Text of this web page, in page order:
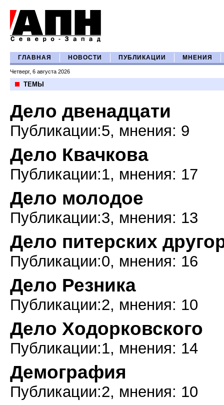
ГЛАВНАЯ НОВОСТИ ПУБЛИКАЦИИ МНЕНИЯ
Четверг, 6 августа 2026
ТЕМЫ
Дело двенадцати
Публикации:5, мнения: 9
Дело Квачкова
Публикации:1, мнения: 17
Дело молодое
Публикации:3, мнения: 13
Дело питерских
Публикации:0, мнения: 16
Дело Резника
Публикации:2, мнения: 10
Дело Ходорковского
Публикации:1, мнения: 14
Демография
Публикации:2, мнения: 10